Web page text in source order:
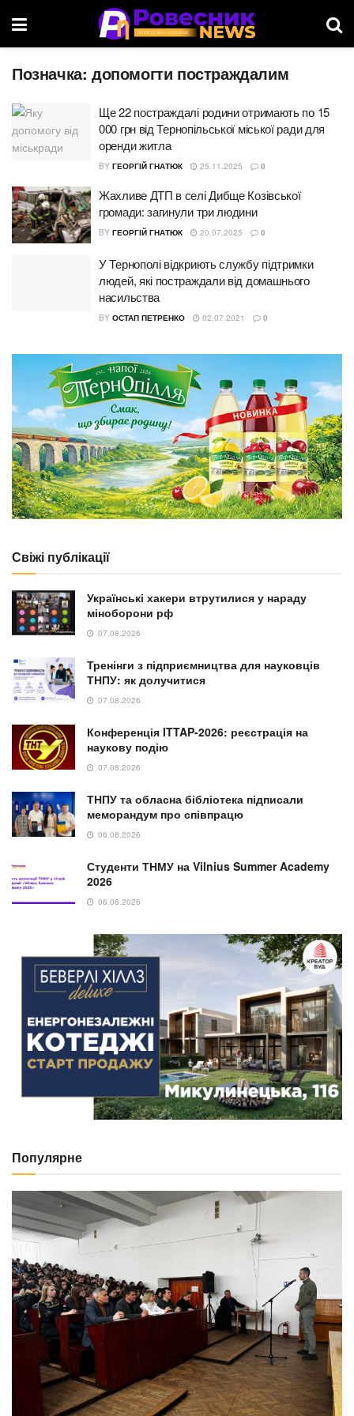
Позначка: допомогти постраждалим
Ще 22 постраждалі родини отримають по 15
000 грн від Тернопільської міської ради для
оренди житла
BY ГЕОРГІЙ ГНАТЮК 25.11.2025 0
Жахливе ДТП в селі Дибще Козівської
громади: загинули три людини
BY ГЕОРГІЙ ГНАТЮК 20.07.2025 0
У Тернополі відкриють службу підтримки
людей, які постраждали від домашнього
насильства
BY ОСТАП ПЕТРЕНКО 02.07.2021 0
Свіжі публікації
Українські хакери втрутилися у нараду
міноборони рф
07.08.2026
Тренінги з підприємництва для науковців
ТНПУ: як долучитися
07.08.2026
Конференція ITTAP-2026: реєстрація на
наукову подію
07.08.2026
ТНПУ та обласна бібліотека підписали
меморандум про співпрацю
06.08.2026
Студенти ТНМУ на Vilnius Summer Academy
2026
06.08.2026
Популярне